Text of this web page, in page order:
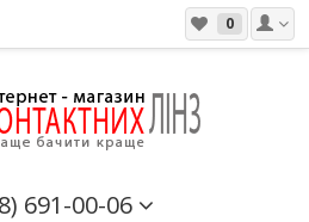
0
691-00-06